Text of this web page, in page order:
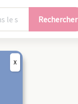
Rechercher
X